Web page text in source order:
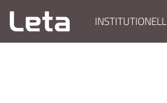
INSTITUTIONELL